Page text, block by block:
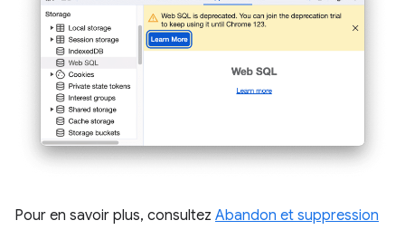
Pour en savoir plus, consultez Abandon et suppression